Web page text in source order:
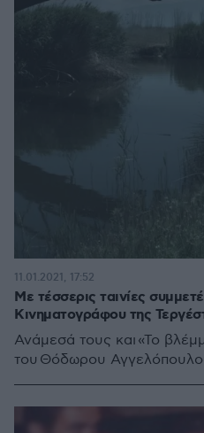
Με τέσσερις ταινίες
Κινηματογράφου της
Ανάμεσά τους και «Το
του Θόδωρου
11.01.2021, 17:52